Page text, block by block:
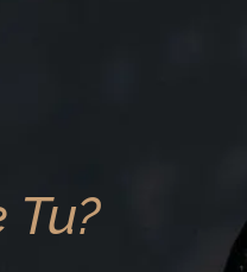
Tu?